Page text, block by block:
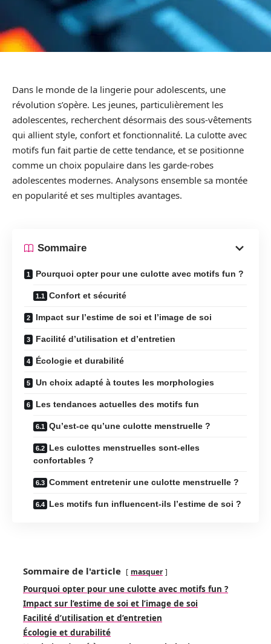
Dans le monde de la lingerie pour adolescents, une
révolution s’opère. Les jeunes, particulièrement les
adolescentes, recherchent désormais des sous-vêtements
qui allient style, confort et fonctionnalité. La culotte avec
motifs fun fait partie de cette tendance, et se positionne
comme un choix populaire dans les garde-robes
adolescentes modernes. Analysons ensemble sa montée
en popularité et ses multiples avantages.
Sommaire
Pourquoi opter pour une culotte avec motifs fun ?
Confort et sécurité
Impact sur l’estime de soi et l’image de soi
Facilité d’utilisation et d’entretien
Écologie et durabilité
Un choix adapté à toutes les morphologies
Les tendances actuelles des motifs fun
Qu’est-ce qu’une culotte menstruelle ?
Les culottes menstruelles sont-elles
confortables ?
Comment entretenir une culotte menstruelle ?
Les motifs fun influencent-ils l’estime de soi ?
Sommaire de l'article masquer
Pourquoi opter pour une culotte avec motifs fun ?
Impact sur l’estime de soi et l’image de soi
Facilité d’utilisation et d’entretien
Écologie et durabilité